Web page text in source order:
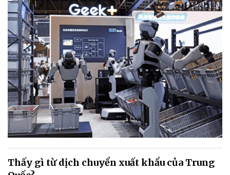
Thấy gì từ dịch chuyển xuất khẩu của Trung